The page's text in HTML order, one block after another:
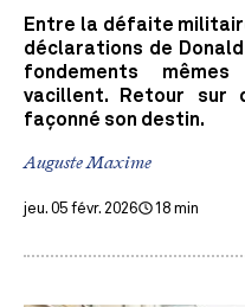
Entre la défaite
déclarations de
fondements
vacillent. Retour sur
façonné son destin.
Auguste Maxime
jeu. 05 févr. 2026 18 min